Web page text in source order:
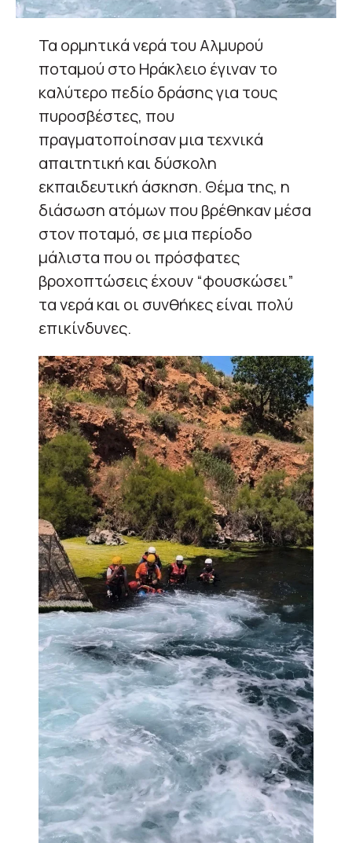
Τα ορμητικά νερά του Αλμυρού
ποταμού στο Ηράκλειο έγιναν το
καλύτερο πεδίο δράσης για τους
πυροσβέστες, που
πραγματοποίησαν μια τεχνικά
απαιτητική και δύσκολη
εκπαιδευτική άσκηση. Θέμα της, η
διάσωση ατόμων που βρέθηκαν μέσα
στον ποταμό, σε μια περίοδο
μάλιστα που οι πρόσφατες
βροχοπτώσεις έχουν “φουσκώσει”
τα νερά και οι συνθήκες είναι πολύ
επικίνδυνες.